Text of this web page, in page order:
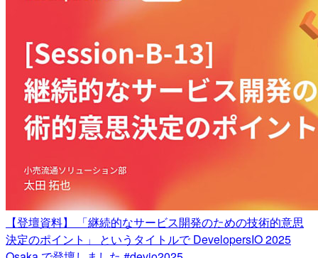
【登壇資料】 「継続的なサービス開発のための技術的意思
決定のポイント」 というタイトルで DevelopersIO 2025